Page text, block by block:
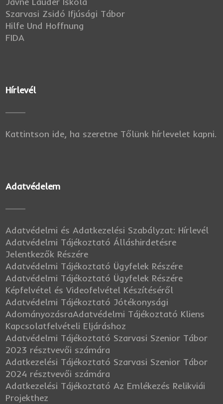
Szarvasi Zsidó Ifjúsági Tábor
Hilfe Und Hoffnung
FIDA
Hírlevél
Kattintson ide, ha szeretne Tőlünk hírlevelet kapni.
Adatvédelem
Adatvédelmi és Adatkezelési Szabályzat: Hírlevél
Adatvédelmi Tájékoztató Álláshirdetésre
Jelentkezők Részére
Adatvédelmi Tájékoztató Ügyfelek Részére
Adatvédelmi Tájékoztató Ügyfelek Részére
Képfelvétel és Videofelvétel Készítéséről
Adatvédelmi Tájékoztató Jótékonysági
AdományozásraAdatvédelmi Tájékoztató Kliens
Kapcsolatfelvételi Eljáráshoz
Adatvédelmi Tájékoztató Szarvasi Szenior Tábor
2023 résztvevői számára
Adatkezelési Tájékoztató Szarvasi Szenior Tábor
2024 résztvevői számára
Adatkezelési Tájékoztató Az Emlékezés Relikviái
Projekthez